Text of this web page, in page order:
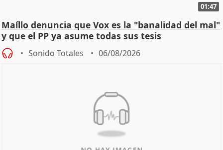
01:47
Maíllo denuncia que Vox es la "banalidad del mal"
y que el PP ya asume todas sus tesis
Sonido Totales 06/08/2026